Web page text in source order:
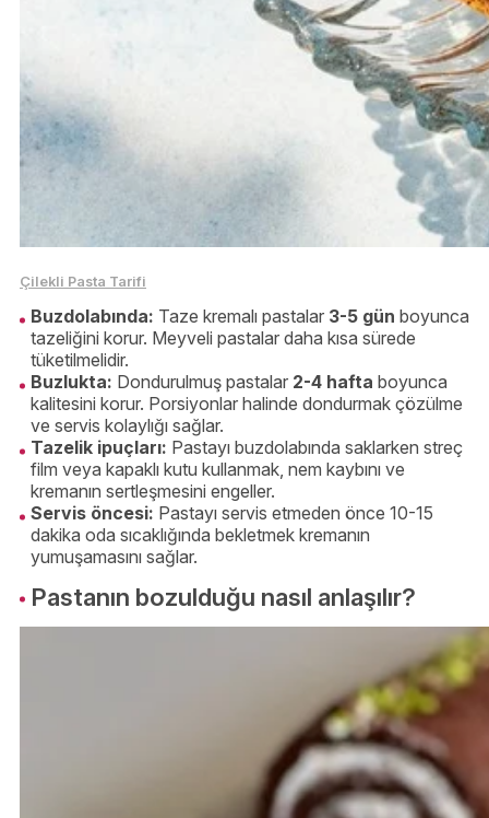
Çilekli Pasta Tarifi
Buzdolabında: Taze kremalı pastalar 3-5 gün boyunca
tazeliğini korur. Meyveli pastalar daha kısa sürede
tüketilmelidir.
Buzlukta: Dondurulmuş pastalar 2-4 hafta boyunca
kalitesini korur. Porsiyonlar halinde dondurmak çözülme
ve servis kolaylığı sağlar.
Tazelik ipuçları: Pastayı buzdolabında saklarken streç
film veya kapaklı kutu kullanmak, nem kaybını ve
kremanın sertleşmesini engeller.
Servis öncesi: Pastayı servis etmeden önce 10-15
dakika oda sıcaklığında bekletmek kremanın
yumuşamasını sağlar.
Pastanın bozulduğu nasıl anlaşılır?